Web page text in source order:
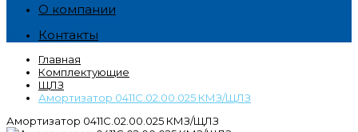
О компании
Контакты
Главная
Комплектующие
ЩЛЗ
Амортизатор 0411С.02.00.025 КМЗ/ЩЛЗ
Амортизатор 0411С.02.00.025 КМЗ/ЩЛЗ